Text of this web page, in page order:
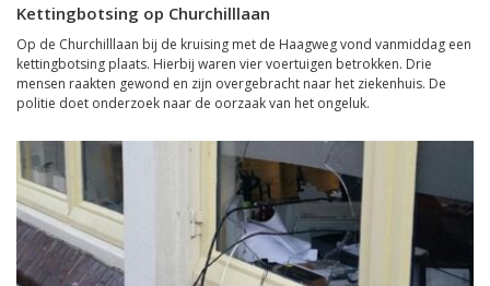
Kettingbotsing op Churchilllaan
Op de Churchilllaan bij de kruising met de Haagweg vond vanmiddag een
kettingbotsing plaats. Hierbij waren vier voertuigen betrokken. Drie
mensen raakten gewond en zijn overgebracht naar het ziekenhuis. De
politie doet onderzoek naar de oorzaak van het ongeluk.